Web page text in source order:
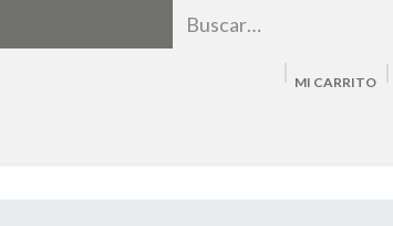
MI CARRITO